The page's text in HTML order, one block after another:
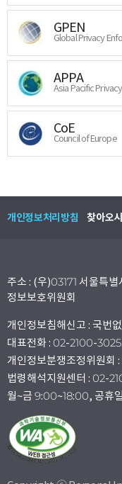
GPEN
Global Privacy
APPA
Asia Pacific
CoE
Council of Europe
개인정보처리방침 찾아오
주소 : (우)03171 서울특
정보보호위원회
개인정보침해신고 : 국번
대표전화 : 02-2100-3025
개인정보분쟁조정위원회
법령해석지원센터 : 02-
월~금 9:00~18:00, 공휴